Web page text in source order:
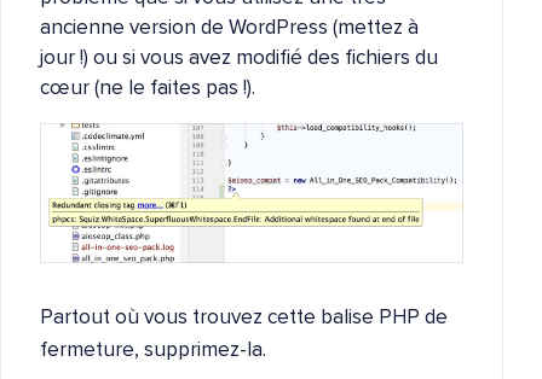
ancienne version de WordPress (mettez à
jour !) ou si vous avez modifié des fichiers du
cœur (ne le faites pas !).
Partout où vous trouvez cette balise PHP de
fermeture, supprimez-la.